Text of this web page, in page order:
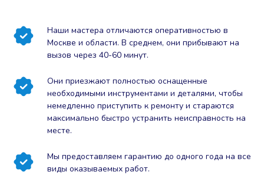
Наши мастера отличаются оперативностью в
Москве и области. В среднем, они прибывают на
вызов через 40-60 минут.
Они приезжают полностью оснащенные
необходимыми инструментами и деталями, чтобы
немедленно приступить к ремонту и стараются
максимально быстро устранить неисправность на
месте.
Мы предоставляем гарантию до одного года на все
виды оказываемых работ.